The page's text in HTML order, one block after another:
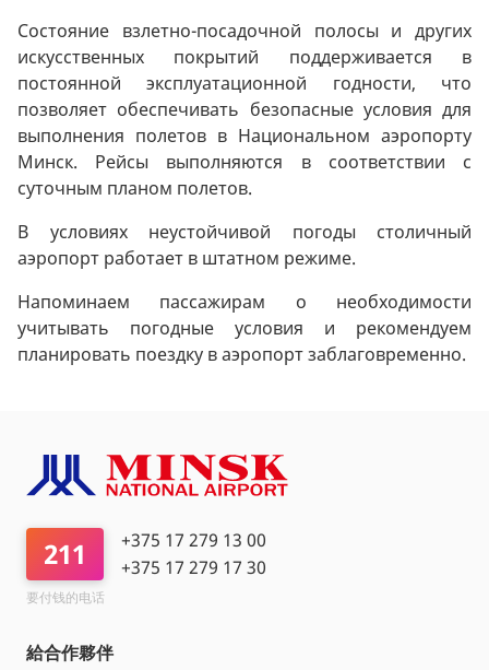
Состояние взлетно-посадочной полосы и других
искусственных покрытий поддерживается в
постоянной эксплуатационной годности, что
позволяет обеспечивать безопасные условия для
выполнения полетов в Национальном аэропорту
Минск. Рейсы выполняются в соответствии с
суточным планом полетов.
В условиях неустойчивой погоды столичный
аэропорт работает в штатном режиме.
Напоминаем пассажирам о необходимости
учитывать погодные условия и рекомендуем
планировать поездку в аэропорт заблаговременно.
211
+375 17 279 13 00
+375 17 279 17 30
要付钱的电话
給合作夥伴